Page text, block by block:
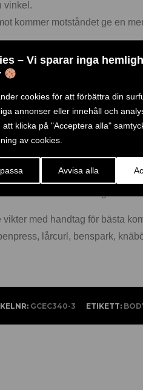
– Vi sparar inga
cookies för att förbättra din
annonser eller innehåll och
att klicka på "Acceptera alla"
av cookies.
Avvisa alla
vinkel.
kommer motståndet ge en
att träna i och den lämpar sig
de perfekta att placera på
träningsredskap får ni den
såsom Body Solid,
och för att tillgodose
med handtag för bästa
lårcurl, benspark,
GCEC340-3 ETIKETT: